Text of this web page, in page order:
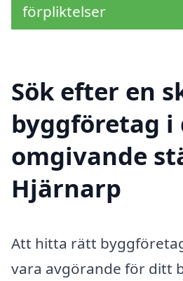
förpliktelser
Sök efter en
byggföretag i
omgivande
Hjärnarp
Att hitta rätt
vara avgörande för ditt